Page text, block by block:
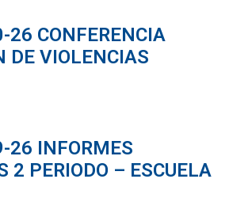
26 CONFERENCIA
DE VIOLENCIAS
26 INFORMES
2 PERIODO – ESCUELA